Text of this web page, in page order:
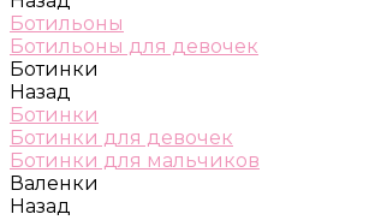
Ботильоны
Ботильоны для девочек
Ботинки
Назад
Ботинки
Ботинки для девочек
Ботинки для мальчиков
Валенки
Назад